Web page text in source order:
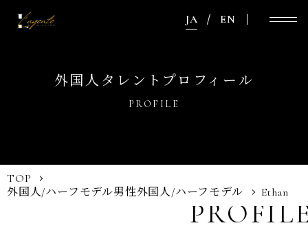
JA EN
外国人タレントプロフィール
PROFILE
TOP
外国人/ハーフモデル男性外国人/ハーフモデル Ethan